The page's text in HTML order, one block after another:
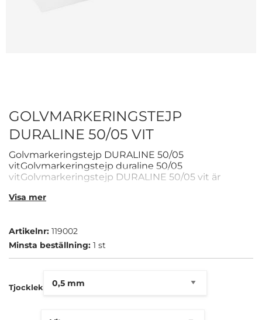
GOLVMARKERINGSTEJP
DURALINE 50/05 VIT
Golvmarkeringstejp DURALINE 50/05
vitGolvmarkeringstejp duraline 50/05
vitGolvmarkeringstejp DURALINE 50/05 vit är
arbetsvardag.
Tillverkad i slitstarkt material: plast
Visa mer
Artikelnr: 119002
Minsta beställning: 1 st
Tjocklek